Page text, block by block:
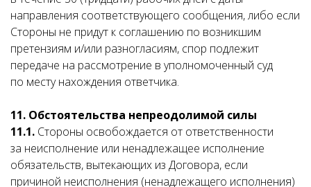
направления соответствующего сообщения, либо если
Стороны не придут к соглашению по возникшим
претензиям и/или разногласиям, спор подлежит
передаче на рассмотрение в уполномоченный суд
по месту нахождения ответчика.
11. Обстоятельства непреодолимой силы
11.1. Стороны освобождается от ответственности
за неисполнение или ненадлежащее исполнение
обязательств, вытекающих из Договора, если
причиной неисполнения (ненадлежащего исполнения)